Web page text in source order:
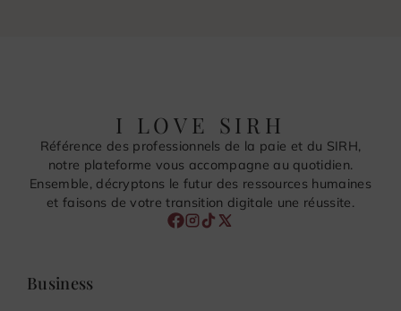
I LOVE SIRH
Référence des professionnels de la paie et du SIRH,
notre plateforme vous accompagne au quotidien.
Ensemble, décryptons le futur des ressources humaines
et faisons de votre transition digitale une réussite.
Business